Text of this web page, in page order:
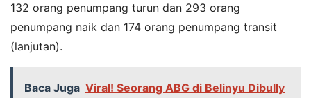
132 orang penumpang turun dan 293 orang
penumpang naik dan 174 orang penumpang transit
(lanjutan).
Baca Juga Viral! Seorang ABG di Belinyu Dibully